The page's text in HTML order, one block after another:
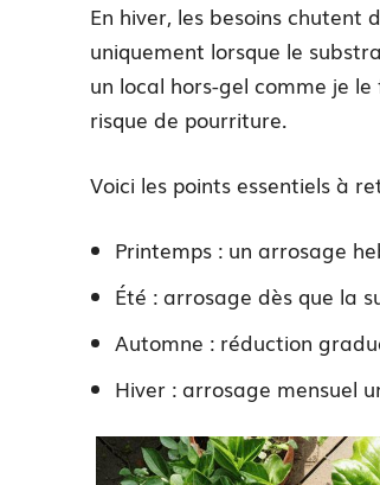
En hiver, les besoins
uniquement lorsque le
un local hors-gel comme je
risque de pourriture.
Voici les points essentiels à
Printemps : un arrosage
Été : arrosage dès que la
Automne : réduction
Hiver : arrosage mensuel